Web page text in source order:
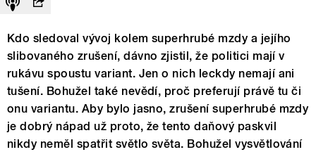
Kdo sledoval vývoj kolem superhrubé mzdy a jejího
slibovaného zrušení, dávno zjistil, že politici mají v
rukávu spoustu variant. Jen o nich leckdy nemají ani
tušení. Bohužel také nevědí, proč preferují právě tu či
onu variantu. Aby bylo jasno, zrušení superhrubé mzdy
je dobrý nápad už proto, že tento daňový paskvil
nikdy neměl spatřit světlo světa. Bohužel vysvětlování